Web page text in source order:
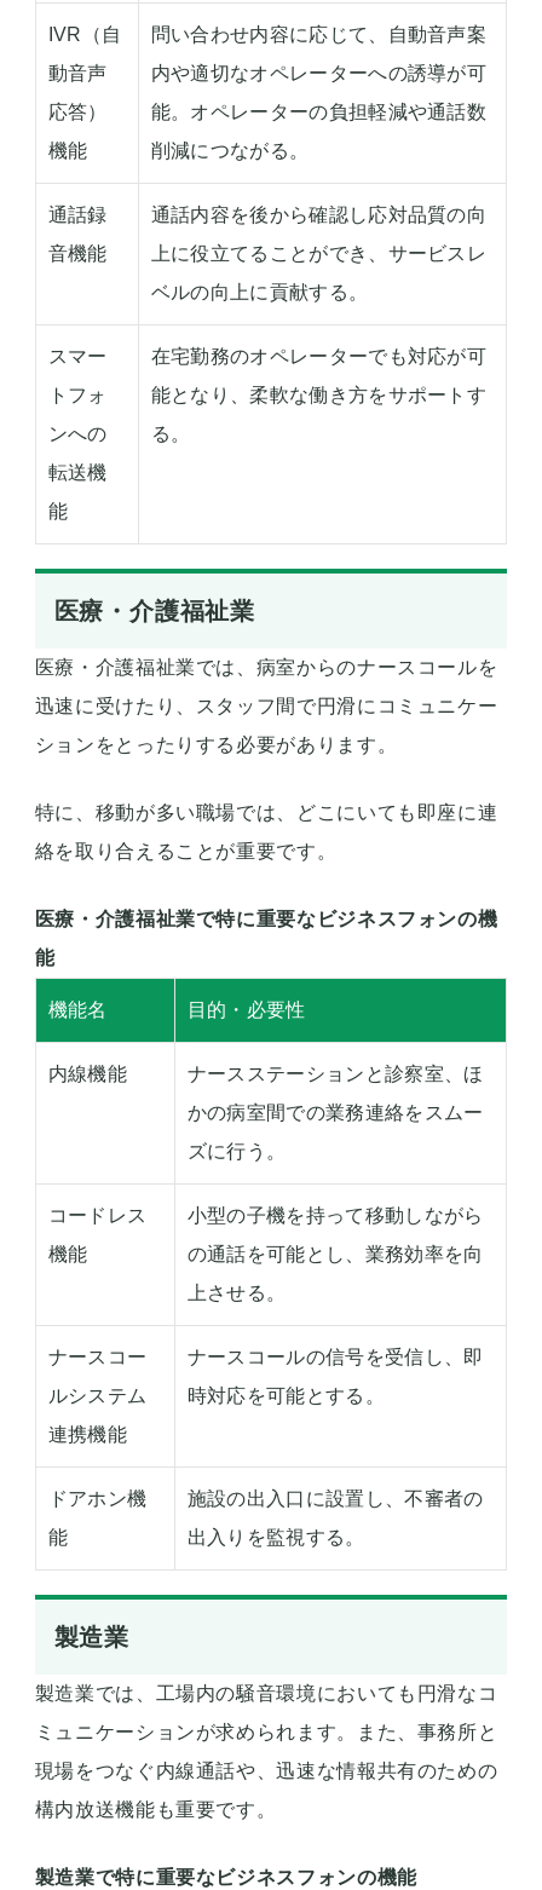
IVR（自
動音声
応答）
機能
問い合わせ内容に応じて、自動音声案
内や適切なオペレーターへの誘導が可
能。オペレーターの負担軽減や通話数
削減につながる。
通話録
音機能
通話内容を後から確認し応対品質の向
上に役立てることができ、サービスレ
ベルの向上に貢献する。
スマー
トフォ
ンへの
転送機
能
在宅勤務のオペレーターでも対応が可
能となり、柔軟な働き方をサポートす
る。
医療・介護福祉業
医療・介護福祉業では、病室からのナースコールを
迅速に受けたり、スタッフ間で円滑にコミュニケー
ションをとったりする必要があります。
特に、移動が多い職場では、どこにいても即座に連
絡を取り合えることが重要です。
医療・介護福祉業で特に重要なビジネスフォンの機
能
機能名 目的・必要性
内線機能
ナースステーションと診察室、ほ
かの病室間での業務連絡をスムー
ズに行う。
コードレス
機能
小型の子機を持って移動しながら
の通話を可能とし、業務効率を向
上させる。
ナースコー
ルシステム
連携機能
ナースコールの信号を受信し、即
時対応を可能とする。
ドアホン機
能
施設の出入口に設置し、不審者の
出入りを監視する。
製造業
製造業では、工場内の騒音環境においても円滑なコ
ミュニケーションが求められます。また、事務所と
現場をつなぐ内線通話や、迅速な情報共有のための
構内放送機能も重要です。
製造業で特に重要なビジネスフォンの機能